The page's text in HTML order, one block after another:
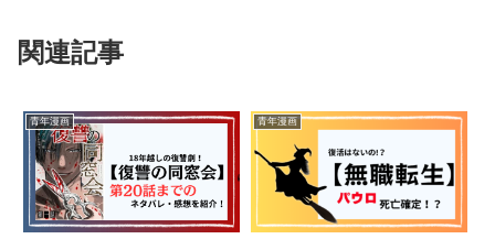
関連記事
青年漫画 青年漫画